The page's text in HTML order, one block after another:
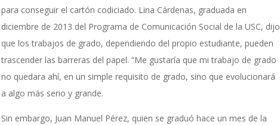
para conseguir el cartón codiciado. Lina Cárdenas, graduada en
diciembre de 2013 del Programa de Comunicación Social de la USC, dijo
que los trabajos de grado, dependiendo del propio estudiante, pueden
trascender las barreras del papel. “Me gustaría que mi trabajo de grado
no quedara ahí, en un simple requisito de grado, sino que evolucionará
a algo más serio y grande.
Sin embargo, Juan Manuel Pérez, quien se graduó hace un mes de la